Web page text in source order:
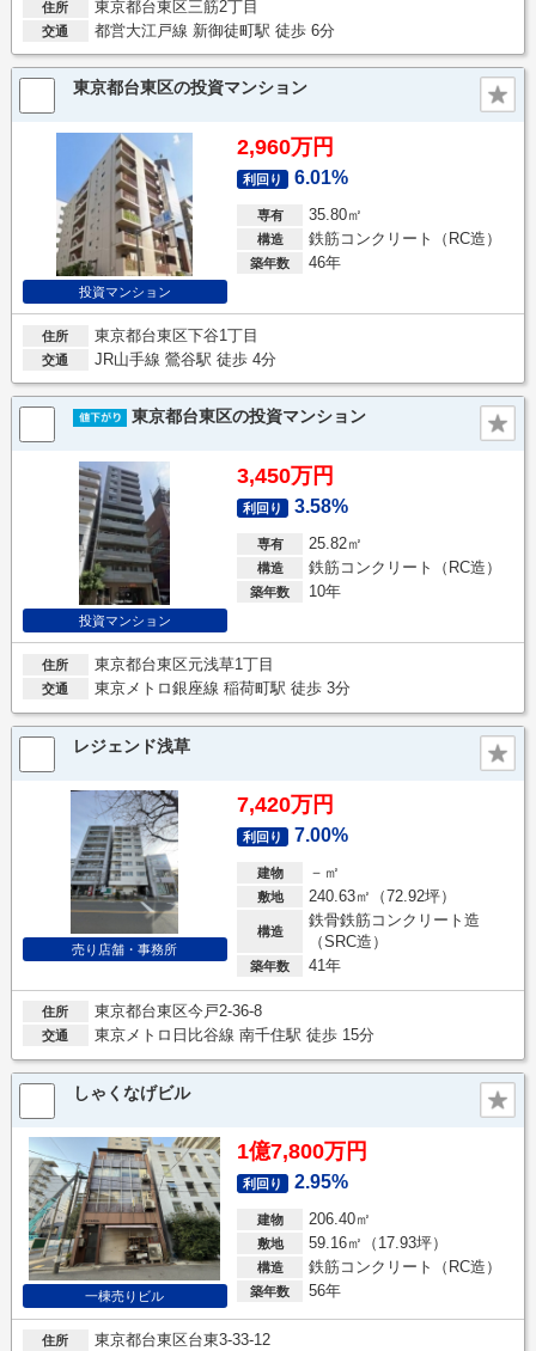
住所 東京都台東区三筋2丁目
交通 都営大江戸線 新御徒町駅 徒歩 6分
東京都台東区の投資マンション
投資マンション
2,960万円
利回り 6.01%
専有 35.80㎡
構造 鉄筋コンクリート（RC造）
築年数 46年
住所 東京都台東区下谷1丁目
交通 JR山手線 鶯谷駅 徒歩 4分
東京都台東区の投資マンション
投資マンション
3,450万円
利回り 3.58%
専有 25.82㎡
構造 鉄筋コンクリート（RC造）
築年数 10年
住所 東京都台東区元浅草1丁目
交通 東京メトロ銀座線 稲荷町駅 徒歩 3分
レジェンド浅草
売り店舗・事務所
7,420万円
利回り 7.00%
建物 －㎡
敷地 240.63㎡（72.92坪）
構造
鉄骨鉄筋コンクリート造
（SRC造）
築年数 41年
住所 東京都台東区今戸2-36-8
交通 東京メトロ日比谷線 南千住駅 徒歩 15分
しゃくなげビル
一棟売りビル
1億7,800万円
利回り 2.95%
建物 206.40㎡
敷地 59.16㎡（17.93坪）
構造 鉄筋コンクリート（RC造）
築年数 56年
住所 東京都台東区台東3-33-12